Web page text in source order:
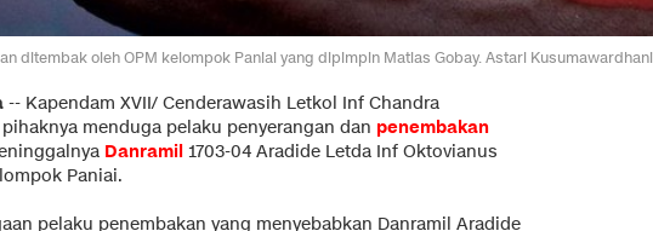
ditembak oleh OPM kelompok Paniai yang dipimpin Matias Gobay. Astari Kusumawardhani
-- Kapendam XVII/ Cenderawasih Letkol Inf Chandra
menduga pelaku penyerangan dan penembakan
Danramil 1703-04 Aradide Letda Inf Oktovianus
Paniai.
pelaku penembakan yang menyebabkan Danramil Aradide